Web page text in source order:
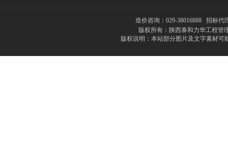
造价咨询：029-38016888 招标代
版权所有：陕西泰和力华工程管
版权说明：本站部分图片及文字素材